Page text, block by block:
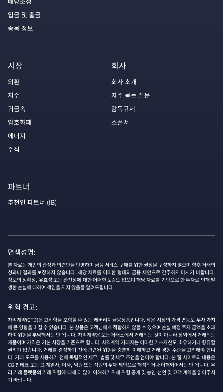
입금 및 출금
종목 정보
시장
외환
지수
귀금속
암호화폐
에너지
주식
회사
회사 소개
자주 묻는 질문
감독규제
스폰서
파트너
추천인 파트너 (IB)
면책성명:
본 자료는 개인의 관정과 의견만을 반영하며 금융 서비스 구매를 위한 권장을 구성하지 않으며 향후 거래의
성과나 결과를 보장하지 않습니다. 해당 자료를 어떠한 형태의 금융 제안으로 간주하지 마시기 바랍니다.
정보의 정확성, 유효성 또는 완전성에 대한 어떠한 보증도 없으며 해당 자료를 기반으로 한 투자로 인해 발
생한 손실에 대하여 책임을 지지 않음을 알려드립니다.
위험 경고:
차익계약(CFD)은 고위험을 포함할 수 있는 레버리지 금융상품입니다. 작은 시장의 가격 변동도 투자 가치
에 큰 영향을 미칠 수 있습니다. 본 상품은 고객님에게 적합하지 않을 수 있으며 손실 예정 투자 금액을 초과
하여 위험을 부담해서는 안 됩니다. 차익계약은 모든 거래소에서 거래되는 것이 아니라 장외에서 거래되는
제품이며 가격은 기본 시장을 기준으로 합니다. 차익계약 거래자는 어떠한 기초자산도 소유하거나 향유할
권리가 없습니다. 거래를 결정하기 전에 관련된 위험을 충분히 이해하고 거래 경험 수준을 고려해야 합니
다. 거래 도구를 사용하기 전에 독립적인 재무, 법률 및 세무 조언을 얻어야 합니다. 본 웹 사이트의 내용은
CG 핀테크 또는 그 계열사, 이사, 임원 또는 직원의 투자 제안으로 해석되거나 이해되어서는 안 됩니다. 우
리 거래 플랫폼의 거래 위험에 대해 더 많이 이해하기 위해 위험 공개 및 승인 선언 및 고객 계약을 읽어주시
기 바랍니다.